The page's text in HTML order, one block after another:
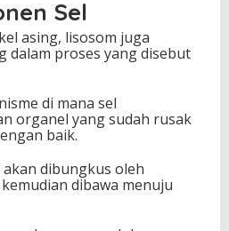
Sel
asing, lisosom juga
dalam proses yang disebut
di mana sel
organel yang sudah rusak
baik.
dibungkus oleh
dibawa menuju